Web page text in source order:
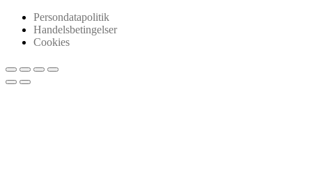
Persondatapolitik
Handelsbetingelser
Cookies